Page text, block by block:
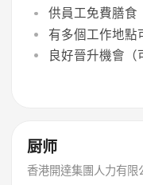
供員工免費膳食
有多個工作地點
良好晉升機會（
厨师
香港開達集團人力有限